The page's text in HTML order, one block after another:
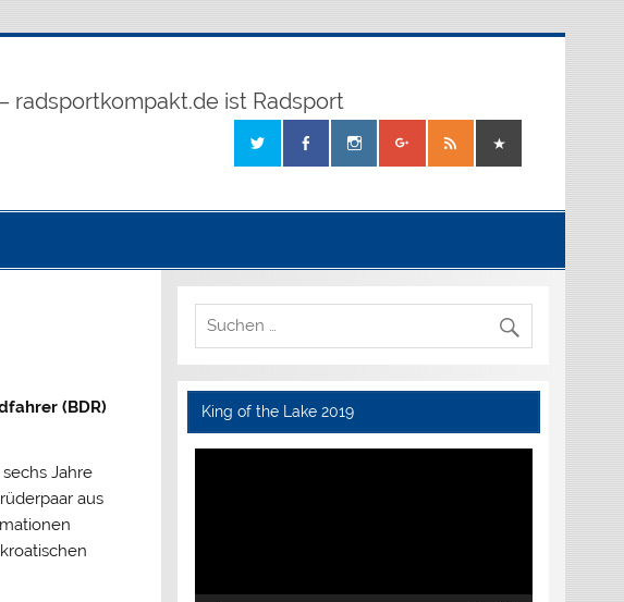
radsportkompakt.de ist Radsport
(BDR)
Jahre
aus
King of the Lake 2019
Video-